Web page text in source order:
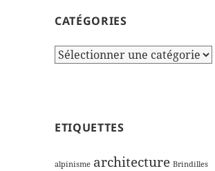
CATÉGORIES
Catégories
ETIQUETTES
alpinisme architecture Brindilles